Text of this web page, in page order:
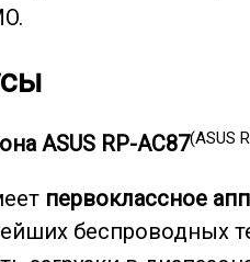
ASUS RP-AC87(ASUS
первоклассное
беспроводных